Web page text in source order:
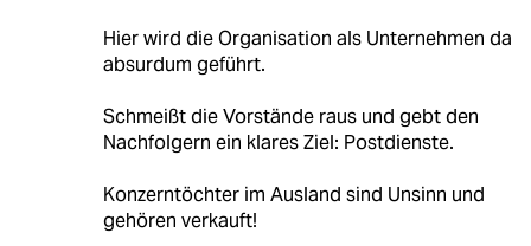
Hier wird die Organisation als Unternehmen da
absurdum geführt.
Schmeißt die Vorstände raus und gebt den
Nachfolgern ein klares Ziel: Postdienste.
Konzerntöchter im Ausland sind Unsinn und
gehören verkauft!